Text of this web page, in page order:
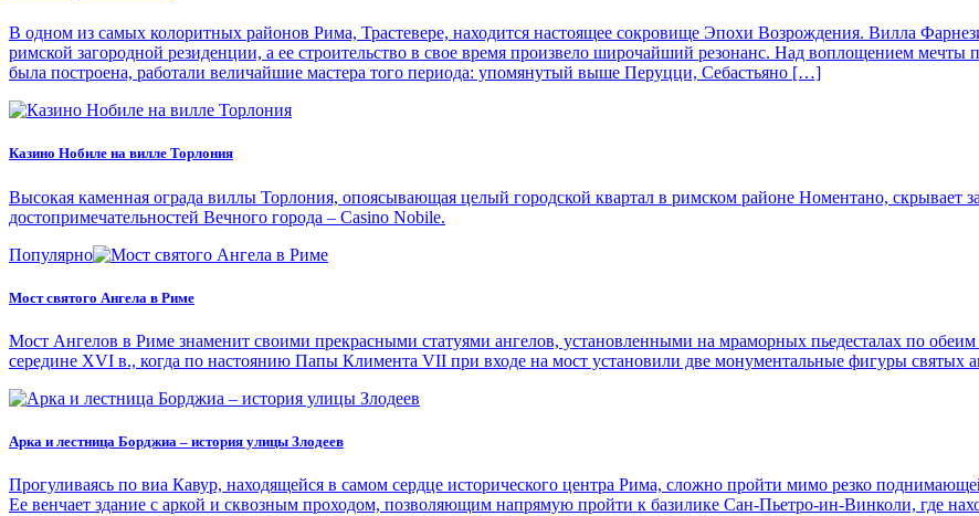
В одном из самых колоритных районов Рима, Трастевере, находится настоящее сокровище Эпохи Возрождения. Вилла
римской загородной резиденции, а ее строительство в свое время произвело широчайший резонанс. Над воплощением мечты
была построена, работали величайшие мастера того периода: упомянутый выше Перуцци, Себастьяно […]
Казино Нобиле на вилле Торлония
Высокая каменная ограда виллы Торлония, опоясывающая целый городской квартал в римском районе Номентано, скрывает
достопримечательностей Вечного города – Casino Nobile.
Популярно
Мост святого Ангела в Риме
Мост Ангелов в Риме знаменит своими прекрасными статуями ангелов, установленными на мраморных пьедесталах по
середине XVI в., когда по настоянию Папы Климента VII при входе на мост установили две монументальные фигуры святых
Арка и лестница Борджиа – история улицы Злодеев
Прогуливаясь по виа Кавур, находящейся в самом сердце исторического центра Рима, сложно пройти мимо резко
Ее венчает здание с аркой и сквозным проходом, позволяющим напрямую пройти к базилике Сан-Пьетро-ин-Винколи, где